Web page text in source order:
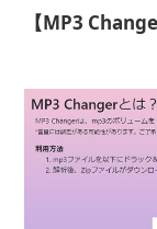
【MP3